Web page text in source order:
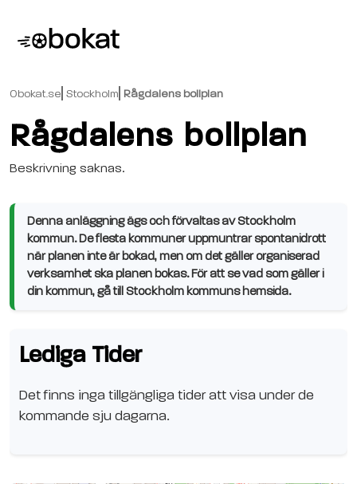
Obokat.se Stockholm Rågdalens bollplan
Rågdalens bollplan
Beskrivning saknas.
Denna anläggning ägs och förvaltas av Stockholm
kommun. De flesta kommuner uppmuntrar spontanidrott
när planen inte är bokad, men om det gäller organiserad
verksamhet ska planen bokas. För att se vad som gäller i
din kommun, gå till Stockholm kommuns hemsida.
Lediga Tider
Det finns inga tillgängliga tider att visa under de
kommande sju dagarna.